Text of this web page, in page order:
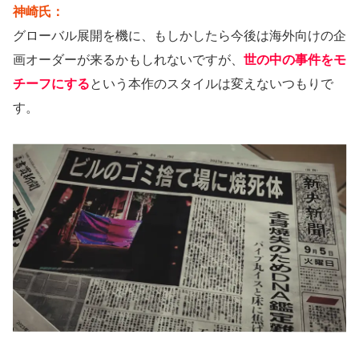
神崎氏：
グローバル展開を機に、もしかしたら今後は海外向けの企
画オーダーが来るかもしれないですが、世の中の事件をモ
チーフにするという本作のスタイルは変えないつもりで
す。